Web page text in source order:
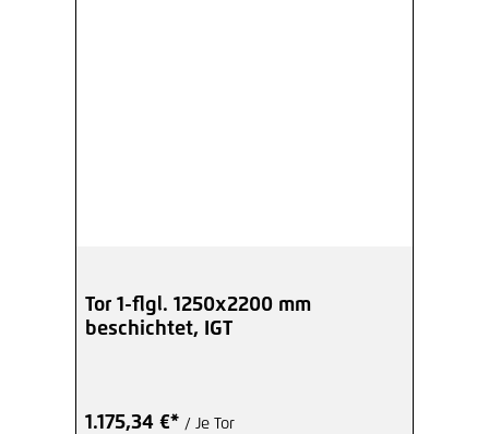
Tor 1-flgl. 1250x2200 mm
beschichtet, IGT
1.175,34 €* / Je Tor